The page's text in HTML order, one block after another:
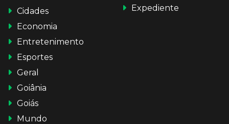
Cidades
Economia
Entretenimento
Esportes
Geral
Goiânia
Goiás
Mundo
Expediente